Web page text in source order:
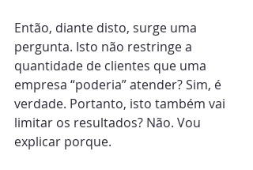
Então, diante disto, surge uma
pergunta. Isto não restringe a
quantidade de clientes que uma
empresa “poderia” atender? Sim, é
verdade. Portanto, isto também vai
limitar os resultados? Não. Vou
explicar porque.